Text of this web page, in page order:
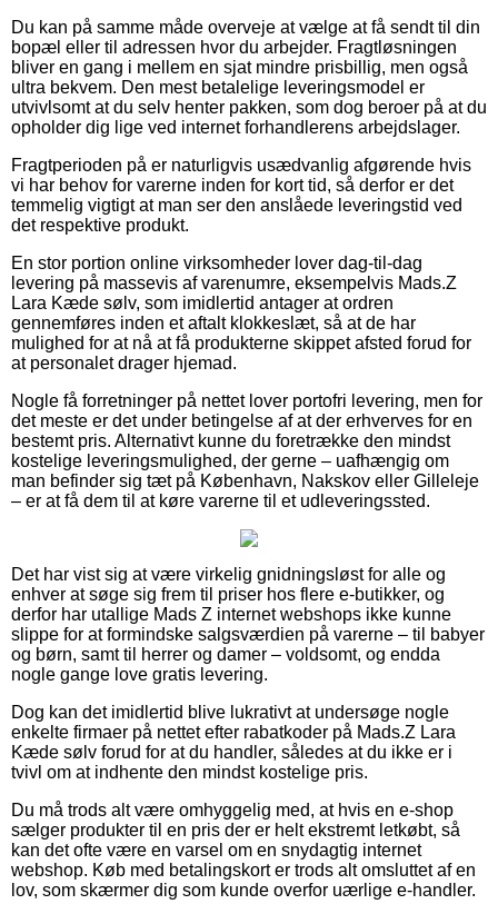
Du kan på samme måde overveje at vælge at få sendt til din
bopæl eller til adressen hvor du arbejder. Fragtløsningen
bliver en gang i mellem en sjat mindre prisbillig, men også
ultra bekvem. Den mest betalelige leveringsmodel er
utvivlsomt at du selv henter pakken, som dog beroer på at du
opholder dig lige ved internet forhandlerens arbejdslager.
Fragtperioden på er naturligvis usædvanlig afgørende hvis
vi har behov for varerne inden for kort tid, så derfor er det
temmelig vigtigt at man ser den anslåede leveringstid ved
det respektive produkt.
En stor portion online virksomheder lover dag-til-dag
levering på massevis af varenumre, eksempelvis Mads.Z
Lara Kæde sølv, som imidlertid antager at ordren
gennemføres inden et aftalt klokkeslæt, så at de har
mulighed for at nå at få produkterne skippet afsted forud for
at personalet drager hjemad.
Nogle få forretninger på nettet lover portofri levering, men for
det meste er det under betingelse af at der erhverves for en
bestemt pris. Alternativt kunne du foretrække den mindst
kostelige leveringsmulighed, der gerne – uafhængig om
man befinder sig tæt på København, Nakskov eller Gilleleje
– er at få dem til at køre varerne til et udleveringssted.
Det har vist sig at være virkelig gnidningsløst for alle og
enhver at søge sig frem til priser hos flere e-butikker, og
derfor har utallige Mads Z internet webshops ikke kunne
slippe for at formindske salgsværdien på varerne – til babyer
og børn, samt til herrer og damer – voldsomt, og endda
nogle gange love gratis levering.
Dog kan det imidlertid blive lukrativt at undersøge nogle
enkelte firmaer på nettet efter rabatkoder på Mads.Z Lara
Kæde sølv forud for at du handler, således at du ikke er i
tvivl om at indhente den mindst kostelige pris.
Du må trods alt være omhyggelig med, at hvis en e-shop
sælger produkter til en pris der er helt ekstremt letkøbt, så
kan det ofte være en varsel om en snydagtig internet
webshop. Køb med betalingskort er trods alt omsluttet af en
lov, som skærmer dig som kunde overfor uærlige e-handler.